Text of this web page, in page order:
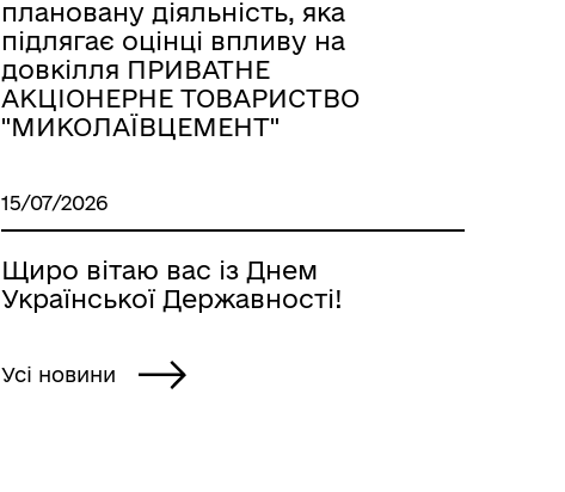
плановану діяльність, яка
підлягає оцінці впливу на
довкілля ПРИВАТНЕ
АКЦІОНЕРНЕ ТОВАРИСТВО
"МИКОЛАЇВЦЕМЕНТ"
15/07/2026
Щиро вітаю вас із Днем
Української Державності!
Усі новини